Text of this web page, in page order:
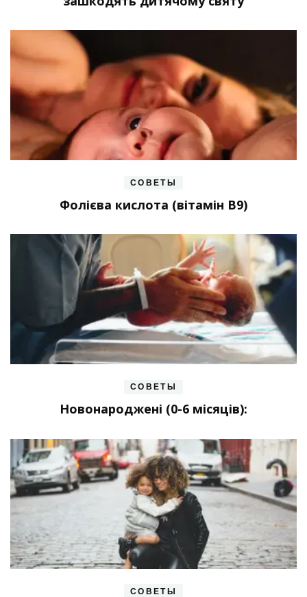
СОВЕТЫ
Фолієва кислота (вітамін В9)
СОВЕТЫ
Новонароджені (0-6 місяців):
СОВЕТЫ